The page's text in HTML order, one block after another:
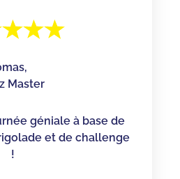
Master
géniale à base de
et de challenge
!